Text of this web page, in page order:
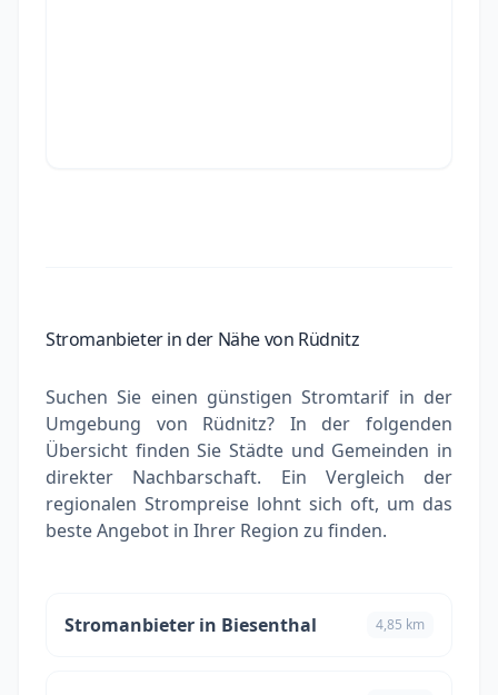
Stromanbieter in der Nähe von Rüdnitz
Suchen Sie einen günstigen Stromtarif in der
Umgebung von Rüdnitz? In der folgenden
Übersicht finden Sie Städte und Gemeinden in
direkter Nachbarschaft. Ein Vergleich der
regionalen Strompreise lohnt sich oft, um das
beste Angebot in Ihrer Region zu finden.
Stromanbieter in Biesenthal 4,85 km